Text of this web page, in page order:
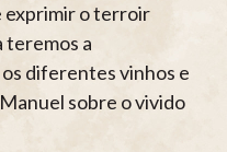
exprimir o terroir
teremos a
diferentes vinhos e
sobre o vivido